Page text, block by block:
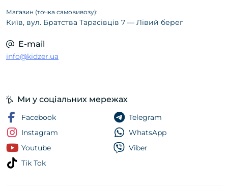
Магазин (точка самовивозу):
Київ, вул. Братства Тарасівців 7 — Лівий берег
E-mail
info@kidzer.ua
Ми у соціальних мережах
Facebook
Instagram
Youtube
Tik Tok
Telegram
WhatsApp
Viber